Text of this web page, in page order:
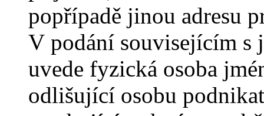
popřípadě jinou adresu
V podání souvisejícím s
uvede fyzická osoba
odlišující osobu